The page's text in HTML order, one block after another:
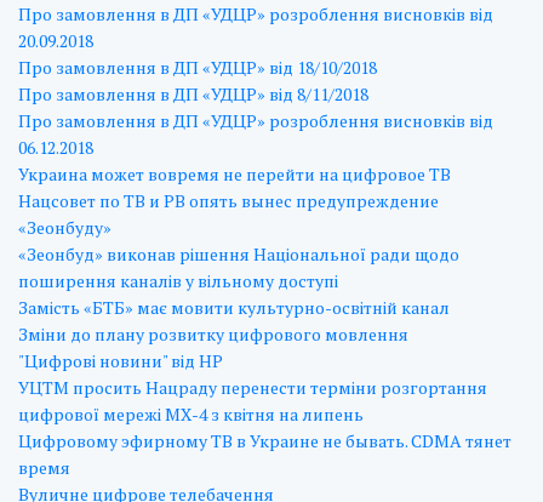
Про замовлення в ДП «УДЦР» розроблення висновків від
20.09.2018
Про замовлення в ДП «УДЦР» від 18/10/2018
Про замовлення в ДП «УДЦР» від 8/11/2018
Про замовлення в ДП «УДЦР» розроблення висновків від
06.12.2018
Украина может вовремя не перейти на цифровое ТВ
Нацсовет по ТВ и РВ опять вынес предупреждение
«Зеонбуду»
«Зеонбуд» виконав рішення Національної ради щодо
поширення каналів у вільному доступі
Замість «БТБ» має мовити культурно-освітній канал
Зміни до плану розвитку цифрового мовлення
"Цифрові новини" від НР
УЦТМ просить Нацраду перенести терміни розгортання
цифрової мережі МХ-4 з квітня на липень
Цифровому эфирному ТВ в Украине не бывать. CDMA тянет
время
Вуличне цифрове телебачення